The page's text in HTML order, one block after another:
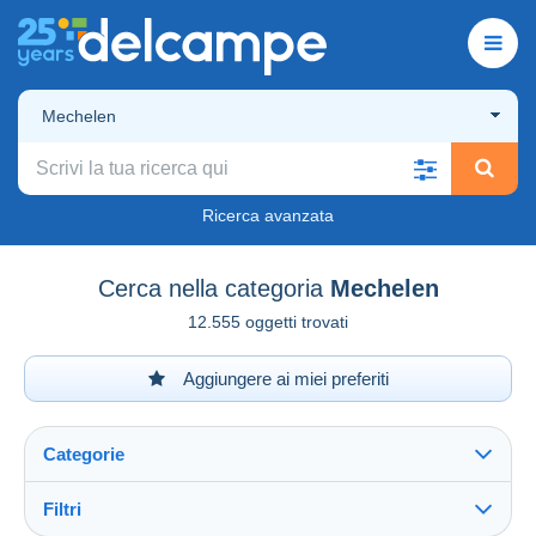
Mechelen
Ricerca avanzata
Cerca nella categoria Mechelen
12.555 oggetti trovati
Aggiungere ai miei preferiti
Categorie
Filtri